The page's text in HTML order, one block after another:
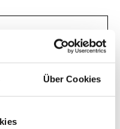
Über Cookies